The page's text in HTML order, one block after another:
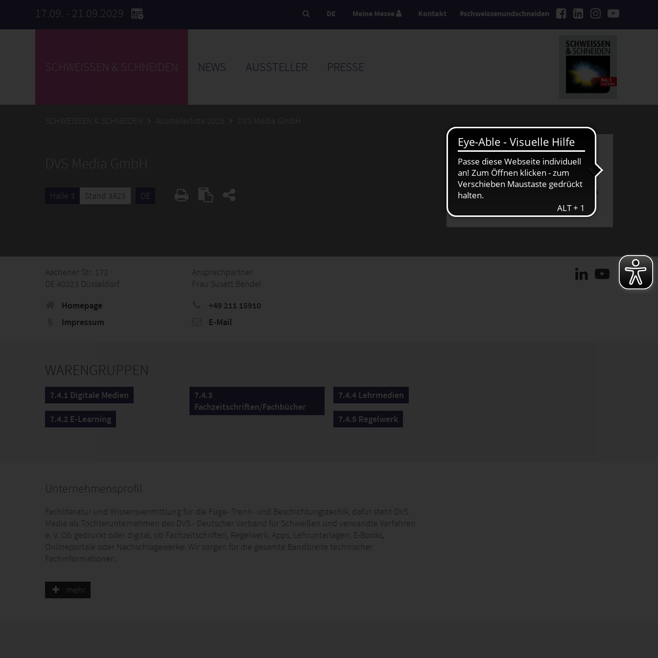
17.09. - 21.09.2029 #schweissenundschneiden
DE Meine Messe Kontakt
SCHWEISSEN & SCHNEIDEN NEWS AUSSTELLER PRESSE
SCHWEISSEN & SCHNEIDEN Ausstellerliste 2025 DVS Media GmbH
DVS Media GmbH
Halle 3 Stand 3A23 DE
Aachener Str. 172
DE 40223 Düsseldorf
Homepage
Impressum
Ansprechpartner
Frau Susett Bendel
+49 211 15910
E-Mail
WARENGRUPPEN
7.4.1 Digitale Medien
7.4.2 E-Learning
7.4.3
Fachzeitschriften/Fachbücher
7.4.4 Lehrmedien
7.4.5 Regelwerk
Unternehmensprofil
Fachliteratur und Wissensvermittlung für die Füge- Trenn- und Beschichtungstechik, dafür steht DVS
Media als Tochterunternehmen des DVS - Deutscher Verband für Schweißen und verwandte Verfahren
e. V. Ob gedruckt oder digital, ob Fachzeitschriften, Regelwerk, Apps, Lehrunterlagen, E-Books,
Onlineportale oder Nachschlagewerke: Wir sorgen für die gesamte Bandbreite technischer
Fachinformationen.
mehr